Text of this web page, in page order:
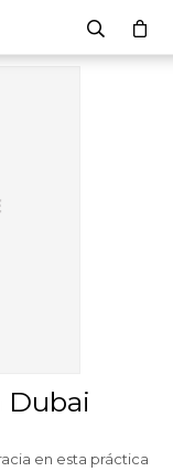
Dubai
en esta práctica